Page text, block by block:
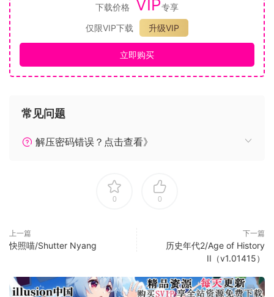
包含紧凑连贯的连击系统，且对应不同的随机奖励:
包含多种热/冷兵器，且各个特点不尽相同.
一些特殊的强力英雄是无法使用掉落武器的——他们自身就配
备了特殊的专用武器
下载价格 VIP专享
仅限VIP下载
升级VIP
立即购买
常见问题
解压密码错误？点击查看》
0 0
上一篇
快照喵/Shutter Nyang
下一篇
历史年代2/Age of History
II（v1.01415）